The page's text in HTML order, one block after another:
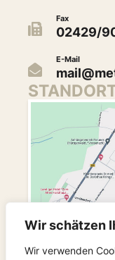
Wir schätzen
Wir verwenden
Fax
02429/
E-Mail